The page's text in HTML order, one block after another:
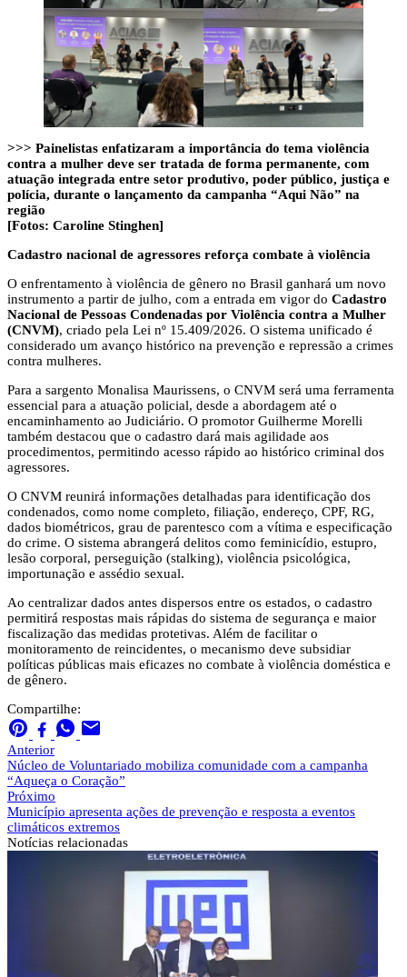
>>> Painelistas enfatizaram a importância do tema violência
contra a mulher deve ser tratada de forma permanente, com
atuação integrada entre setor produtivo, poder público, justiça e
polícia, durante o lançamento da campanha “Aqui Não” na
região
[Fotos: Caroline Stinghen]
Cadastro nacional de agressores reforça combate à violência
O enfrentamento à violência de gênero no Brasil ganhará um novo
instrumento a partir de julho, com a entrada em vigor do Cadastro
Nacional de Pessoas Condenadas por Violência contra a Mulher
(CNVM), criado pela Lei nº 15.409/2026. O sistema unificado é
considerado um avanço histórico na prevenção e repressão a crimes
contra mulheres.
Para a sargento Monalisa Maurissens, o CNVM será uma ferramenta
essencial para a atuação policial, desde a abordagem até o
encaminhamento ao Judiciário. O promotor Guilherme Morelli
também destacou que o cadastro dará mais agilidade aos
procedimentos, permitindo acesso rápido ao histórico criminal dos
agressores.
O CNVM reunirá informações detalhadas para identificação dos
condenados, como nome completo, filiação, endereço, CPF, RG,
dados biométricos, grau de parentesco com a vítima e especificação
do crime. O sistema abrangerá delitos como feminicídio, estupro,
lesão corporal, perseguição (stalking), violência psicológica,
importunação e assédio sexual.
Ao centralizar dados antes dispersos entre os estados, o cadastro
permitirá respostas mais rápidas do sistema de segurança e maior
fiscalização das medidas protetivas. Além de facilitar o
monitoramento de reincidentes, o mecanismo deve subsidiar
políticas públicas mais eficazes no combate à violência doméstica e
de gênero.
Compartilhe:
Anterior
Núcleo de Voluntariado mobiliza comunidade com a campanha
“Aqueça o Coração”
Próximo
Município apresenta ações de prevenção e resposta a eventos
climáticos extremos
Notícias relacionadas